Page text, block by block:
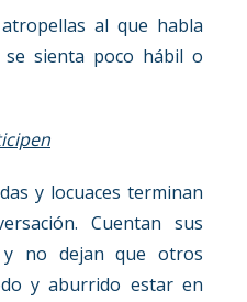
al que habla
se sienta poco hábil o
y locuaces terminan
Cuentan sus
y no dejan que otros
y aburrido estar en